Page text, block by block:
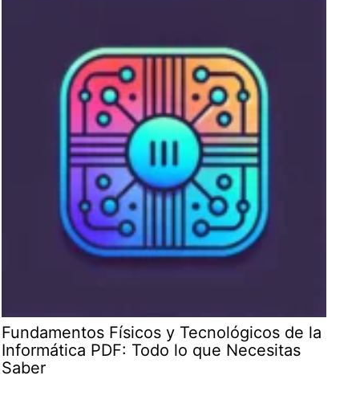
Fundamentos Físicos y Tecnológicos de la
Informática PDF: Todo lo que Necesitas
Saber